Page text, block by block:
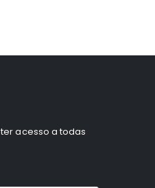
acesso a todas